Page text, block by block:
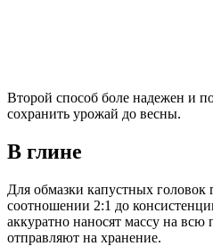
Второй способ боле надежен и
сохранить урожай до весны.
В глине
Для обмазки капустных головок
соотношении 2:1 до
аккуратно наносят массу на
отправляют на хранение.